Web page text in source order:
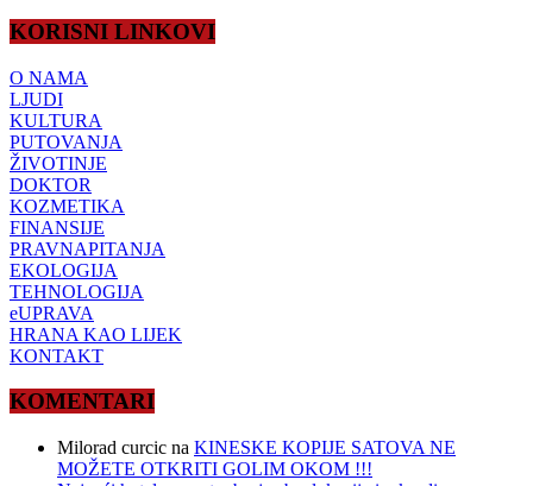
KORISNI LINKOVI
O NAMA
LJUDI
KULTURA
PUTOVANJA
ŽIVOTINJE
DOKTOR
KOZMETIKA
FINANSIJE
PRAVNAPITANJA
EKOLOGIJA
TEHNOLOGIJA
eUPRAVA
HRANA KAO LIJEK
KONTAKT
KOMENTARI
Milorad curcic na KINESKE KOPIJE SATOVA NE
MOŽETE OTKRITI GOLIM OKOM !!!